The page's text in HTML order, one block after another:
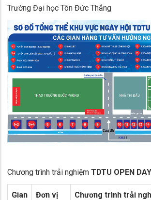
Trường Đại học Tôn Đức Thắng
Chương trình trải nghiệm TDTU OPEN
Gian
Đơn vị
Chương trình trải